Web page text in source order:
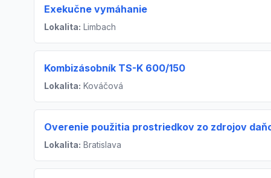
Exekučne vymáhanie
Lokalita: Limbach
Kombizásobník TS-K 600/150
Lokalita: Kováčová
Overenie použitia prostriedkov zo zdrojov
Lokalita: Bratislava